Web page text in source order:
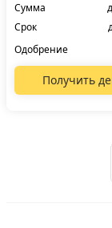
Сумма
Срок
Одобрение
Получить